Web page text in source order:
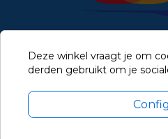
Alle prijzen zijn in
Deze winkel vraagt je om
derden gebruikt om je